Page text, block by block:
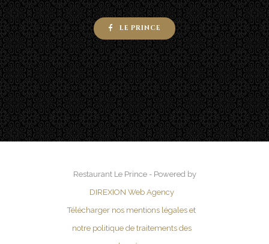
LE PRINCE
Restaurant Le Prince - Powered by
DIREXION Web Agency
Télécharger nos mentions légales et
notre politique de traitements des